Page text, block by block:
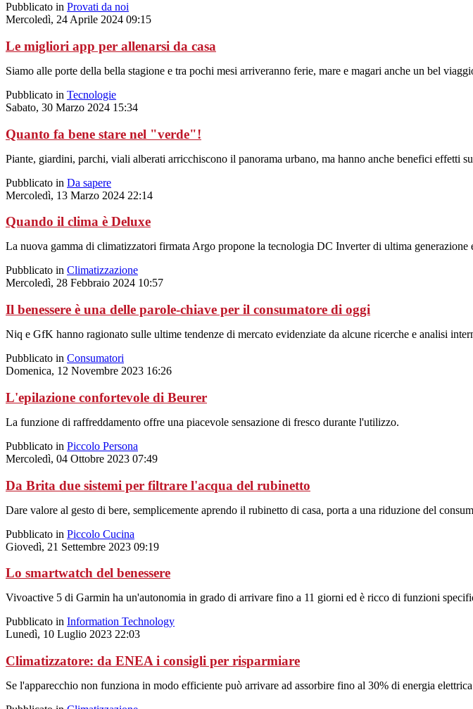
Pubblicato in Provati da noi
Mercoledì, 24 Aprile 2024 09:15
Le migliori app per allenarsi da casa
Siamo alle porte della bella stagione e tra pochi mesi arriveranno ferie, mare e magari anche un bel
Pubblicato in Tecnologie
Sabato, 30 Marzo 2024 15:34
Quanto fa bene stare nel "verde"!
Piante, giardini, parchi, viali alberati arricchiscono il panorama urbano, ma hanno anche benefici effetti
Pubblicato in Da sapere
Mercoledì, 13 Marzo 2024 22:14
Quando il clima è Deluxe
La nuova gamma di climatizzatori firmata Argo propone la tecnologia DC Inverter di ultima
Pubblicato in Climatizzazione
Mercoledì, 28 Febbraio 2024 10:57
Il benessere è una delle parole-chiave per il consumatore di oggi
Niq e GfK hanno ragionato sulle ultime tendenze di mercato evidenziate da alcune ricerche e analisi
Pubblicato in Consumatori
Domenica, 12 Novembre 2023 16:26
L'epilazione confortevole di Beurer
La funzione di raffreddamento offre una piacevole sensazione di fresco durante l'utilizzo.
Pubblicato in Piccolo Persona
Mercoledì, 04 Ottobre 2023 07:49
Da Brita due sistemi per filtrare l'acqua del rubinetto
Dare valore al gesto di bere, semplicemente aprendo il rubinetto di casa, porta a una riduzione del
Pubblicato in Piccolo Cucina
Giovedì, 21 Settembre 2023 09:19
Lo smartwatch del benessere
Vivoactive 5 di Garmin ha un'autonomia in grado di arrivare fino a 11 giorni ed è ricco di funzioni
Pubblicato in Information Technology
Lunedì, 10 Luglio 2023 22:03
Climatizzatore: da ENEA i consigli per risparmiare
Se l'apparecchio non funziona in modo efficiente può arrivare ad assorbire fino al 30% di energia